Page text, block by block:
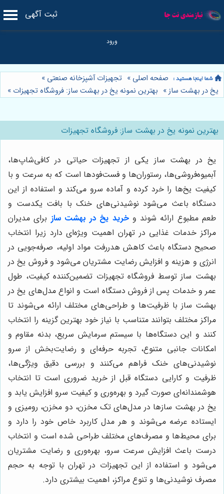
ثبت آگهی
صفحه اصلی » تجهیزات آشپزخانه صنعتی »
یخ در بهشت ساز» بهترین نمونه یخ در بهشت ساز: فروشگاه تجهیزات »
بهترین نمونه یخ در بهشت ساز: فروشگاه تجهیزات
یخ در بهشت ساز یکی از تجهیزات حیاتی در کافی‌شاپ‌ها،
آبمیوه‌فروشی‌ها، رستوران‌ها و فست‌فودها است که به سرعت و با
کیفیت یخ‌ها را خرد کرده و آماده سرو می‌کند و استفاده از این
دستگاه باعث می‌شود نوشیدنی‌های خنک با بافت یکدست و
طعم مطبوع ارائه شوند وخرید یخ در بهشت ساز برای مدیران
مراکز خدمات غذایی در تهران اهمیت ویژه‌ای دارد زیرا انتخاب
صحیح دستگاه باعث کاهش هدررفت مواد اولیه، صرفه‌جویی در
انرژی و هزینه و افزایش رضایت مشتریان می‌شود و فروش یخ در
بهشت ساز توسط فروشگاه تجهیزات تضمین‌کننده کیفیت، طول
عمر و خدمات پس از فروش دستگاه است و انواع مدل‌های یخ در
بهشت ساز با ظرفیت‌ها و طراحی‌های مختلف ارائه می‌شوند تا
مراکز مختلف بتوانند متناسب با نیاز خود بهترین گزینه را انتخاب
کنند و این دستگاه‌ها با سیستم سرمایش سریع، بدنه مقاوم و
امکانات جانبی متنوع، تجربه حرفه‌ای و رضایت‌بخش از سرو
نوشیدنی‌های خنک فراهم می‌کنند و بررسی دقیق ویژگی‌ها،
ظرفیت و کارایی دستگاه قبل از خرید ضروری است تا انتخاب
هوشمندانه‌ای صورت گیرد و بهره‌وری و کیفیت سرو افزایش یابد و
یخ در بهشت سازها در مدل‌های تک مخزن، دو مخزن، رومیزی و
ایستاده عرضه می‌شوند و هر مدل کاربرد خاص خود را دارد و
برای محیط‌ها و مصرف‌های مختلف طراحی شده است و انتخاب
درست باعث افزایش سرعت سرو، بهره‌وری و رضایت مشتریان
می‌شود و استفاده از این تجهیزات در تهران با توجه به حجم
مصرف نوشیدنی‌ها و تنوع مراکز، اهمیت بیشتری دارد.